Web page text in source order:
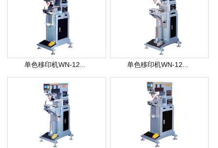
单色移印机WN-12... 单色移印机WN-12...